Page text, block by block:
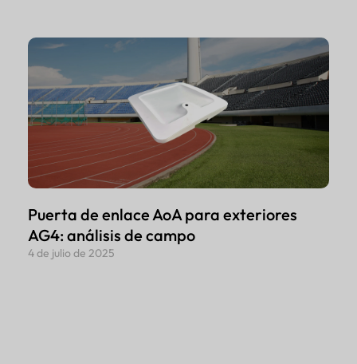
Puerta de enlace AoA para exteriores
AG4: análisis de campo
4 de julio de 2025